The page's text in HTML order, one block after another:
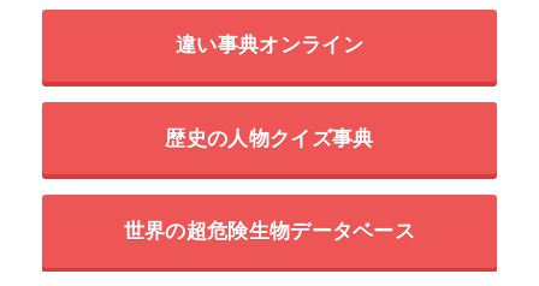
違い事典オンライン
歴史の人物クイズ事典
世界の超危険生物データベース